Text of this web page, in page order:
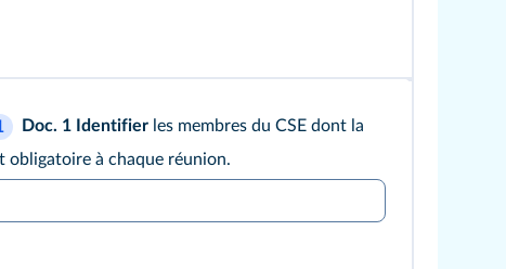
Doc. 1 Identifierles membres du CSE dont la
obligatoire à chaque réunion.